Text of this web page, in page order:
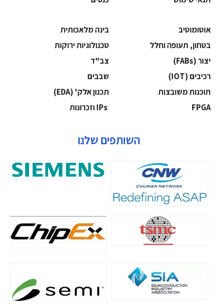
אוטומוטיב
בינה מלאכותית
בטחון, תעופה וחלל
‫טכנולוגיות ירוקות‬
‫יצור (‪(FABs‬‬
‫צב"ד‬
‫רכיבים‬ (IOT)
‫שבבים‬
‫תוכנות משובצות‬
‫תכנון אלק' (‪(EDA‬‬
‫‪FPGA‬‬
השותפים שלנו